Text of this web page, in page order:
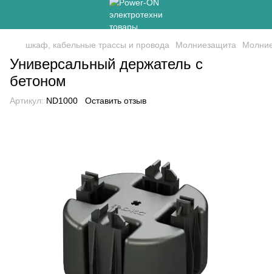
шкаф, кабельные трассы и провода Молниезащита
Универсальный держатель с
бетоном
Артикул: ND1000 Оставить отзыв